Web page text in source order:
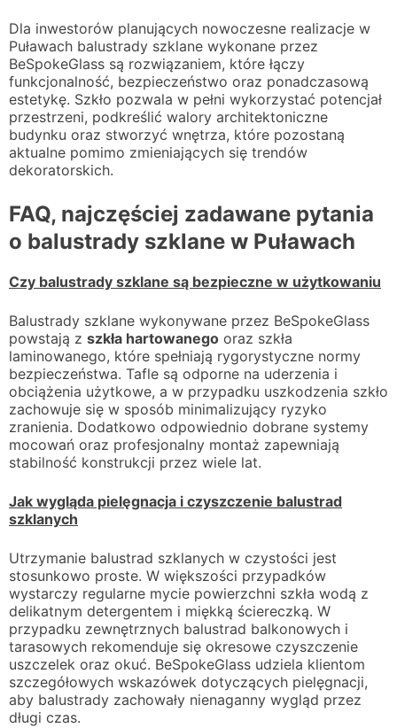
Dla inwestorów planujących nowoczesne realizacje w
Puławach balustrady szklane wykonane przez
BeSpokeGlass są rozwiązaniem, które łączy
funkcjonalność, bezpieczeństwo oraz ponadczasową
estetykę. Szkło pozwala w pełni wykorzystać potencjał
przestrzeni, podkreślić walory architektoniczne
budynku oraz stworzyć wnętrza, które pozostaną
aktualne pomimo zmieniających się trendów
dekoratorskich.
FAQ, najczęściej zadawane pytania
o balustrady szklane w Puławach
Czy balustrady szklane są bezpieczne w użytkowaniu
Balustrady szklane wykonywane przez BeSpokeGlass
powstają z szkła hartowanego oraz szkła
laminowanego, które spełniają rygorystyczne normy
bezpieczeństwa. Tafle są odporne na uderzenia i
obciążenia użytkowe, a w przypadku uszkodzenia szkło
zachowuje się w sposób minimalizujący ryzyko
zranienia. Dodatkowo odpowiednio dobrane systemy
mocowań oraz profesjonalny montaż zapewniają
stabilność konstrukcji przez wiele lat.
Jak wygląda pielęgnacja i czyszczenie balustrad
szklanych
Utrzymanie balustrad szklanych w czystości jest
stosunkowo proste. W większości przypadków
wystarczy regularne mycie powierzchni szkła wodą z
delikatnym detergentem i miękką ściereczką. W
przypadku zewnętrznych balustrad balkonowych i
tarasowych rekomenduje się okresowe czyszczenie
uszczelek oraz okuć. BeSpokeGlass udziela klientom
szczegółowych wskazówek dotyczących pielęgnacji,
aby balustrady zachowały nienaganny wygląd przez
długi czas.